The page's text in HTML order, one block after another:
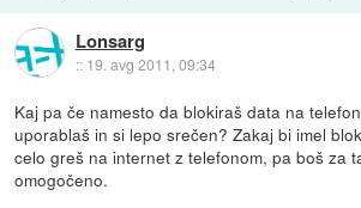
Lonsarg
:: 19. avg 2011, 09:34
Kaj pa če namesto da blokiraš data na
uporablaš in si lepo srečen? Zakaj bi imel
celo greš na internet z telefonom, pa boš za
omogočeno.